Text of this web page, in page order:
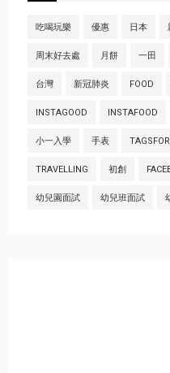
吃喝玩樂 優惠 日本
周末好去處 月餅 一田
台灣 新冠肺炎 FOOD
INSTAGOOD INSTAFOOD
小一入學 手表
TRAVELLING 初創
幼兒園面試 幼兒班面試